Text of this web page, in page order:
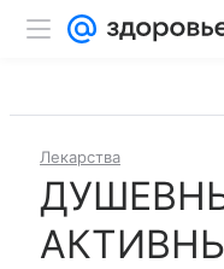
Лекарства